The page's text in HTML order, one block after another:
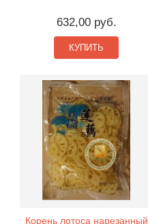
632,00 руб.
КУПИТЬ
Корень лотоса нарезанный